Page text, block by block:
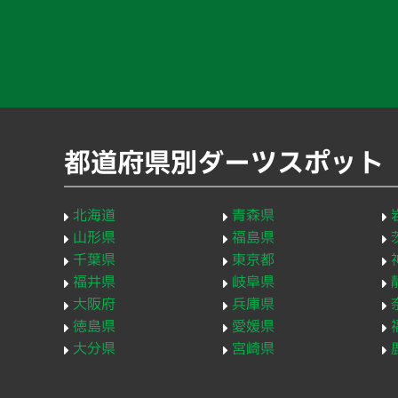
都道府県別ダーツスポット
北海道 青森県
山形県
福島県
千葉県
東京都
福井県
岐阜県
大阪府
兵庫県
徳島県
愛媛県
大分県
宮崎県